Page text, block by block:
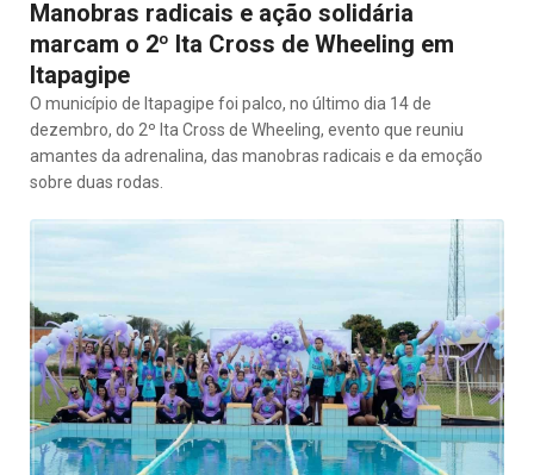
Manobras radicais e ação solidária
marcam o 2º Ita Cross de Wheeling em
Itapagipe
O município de Itapagipe foi palco, no último dia 14 de
dezembro, do 2º Ita Cross de Wheeling, evento que reuniu
amantes da adrenalina, das manobras radicais e da emoção
sobre duas rodas.